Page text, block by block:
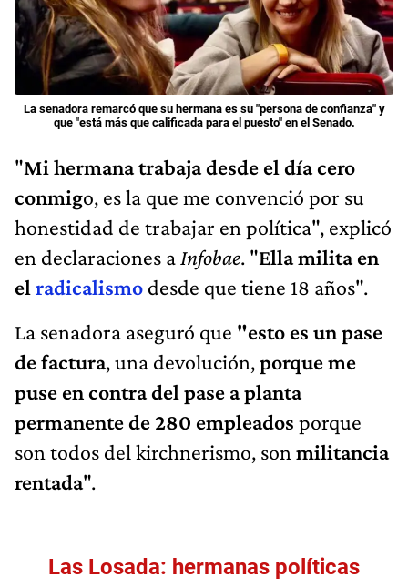
La senadora remarcó que su hermana es su "persona de confianza" y
que "está más que calificada para el puesto" en el Senado.
"Mi hermana trabaja desde el día cero
conmigo, es la que me convenció por su
honestidad de trabajar en política", explicó
en declaraciones a Infobae. "Ella milita en
el radicalismo desde que tiene 18 años".
La senadora aseguró que "esto es un pase
de factura, una devolución,porque me
puse en contra del pase a planta
permanente de 280 empleados porque
son todos del kirchnerismo, son militancia
rentada".
Las Losada: hermanas políticas